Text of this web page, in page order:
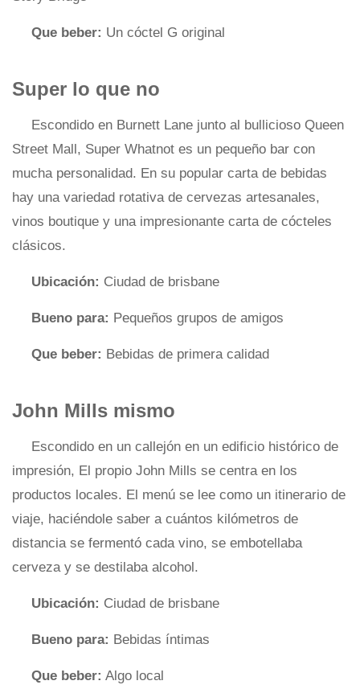
Que beber: Un cóctel G original
Super lo que no
Escondido en Burnett Lane junto al bullicioso Queen
Street Mall, Super Whatnot es un pequeño bar con
mucha personalidad. En su popular carta de bebidas
hay una variedad rotativa de cervezas artesanales,
vinos boutique y una impresionante carta de cócteles
clásicos.
Ubicación: Ciudad de brisbane
Bueno para: Pequeños grupos de amigos
Que beber: Bebidas de primera calidad
John Mills mismo
Escondido en un callejón en un edificio histórico de
impresión, El propio John Mills se centra en los
productos locales. El menú se lee como un itinerario de
viaje, haciéndole saber a cuántos kilómetros de
distancia se fermentó cada vino, se embotellaba
cerveza y se destilaba alcohol.
Ubicación: Ciudad de brisbane
Bueno para: Bebidas íntimas
Que beber: Algo local